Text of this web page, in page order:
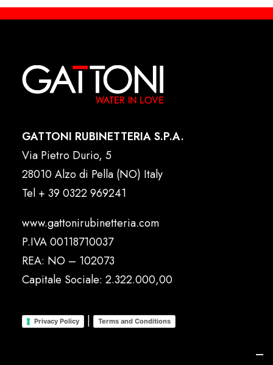
GATTONI RUBINETTERIA S.P.A.
Via Pietro Durio, 5
28010 Alzo di Pella (NO) Italy
Tel + 39 0322 969241
www.gattonirubinetteria.com
P.IVA 00118710037
REA: NO – 102073
Capitale Sociale: 2.322.000,00
Privacy Policy | Terms and Conditions